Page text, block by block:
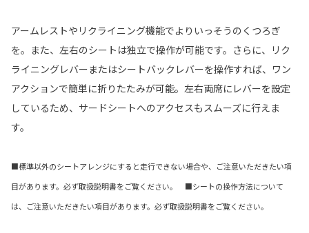
アームレストやリクライニング機能でよりいっそうのくつろぎ
を。また、左右のシートは独立で操作が可能です。さらに、リク
ライニングレバーまたはシートバックレバーを操作すれば、ワン
アクションで簡単に折りたたみが可能。左右両席にレバーを設定
しているため、サードシートへのアクセスもスムーズに行えま
す。
■標準以外のシートアレンジにすると走行できない場合や、ご注意いただきたい項
目があります。必ず取扱説明書をご覧ください。 ■シートの操作方法について
は、ご注意いただきたい項目があります。必ず取扱説明書をご覧ください。